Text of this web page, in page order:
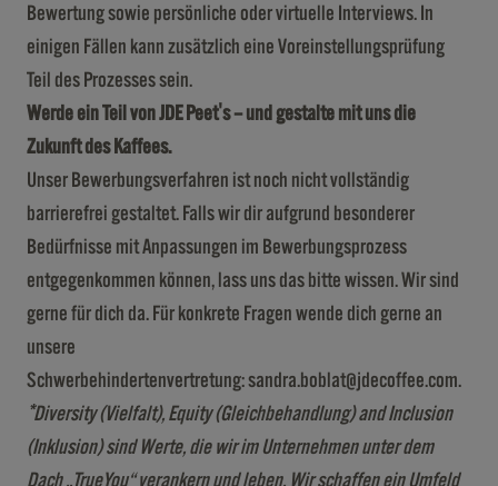
Bewertung sowie persönliche oder virtuelle Interviews. In
einigen Fällen kann zusätzlich eine Voreinstellungsprüfung
Teil des Prozesses sein.
Werde ein Teil von JDE Peet's – und gestalte mit uns die
Zukunft des Kaffees.
Unser Bewerbungsverfahren ist noch nicht vollständig
barrierefrei gestaltet. Falls wir dir aufgrund besonderer
Bedürfnisse mit Anpassungen im Bewerbungsprozess
entgegenkommen können, lass uns das bitte wissen. Wir sind
gerne für dich da. Für konkrete Fragen wende dich gerne an
unsere
Schwerbehindertenvertretung:sandra.boblat@jdecoffee.com.
*Diversity (Vielfalt), Equity (Gleichbehandlung) and Inclusion
(Inklusion) sind Werte, die wir im Unternehmen unter dem
Dach „TrueYou“ verankern und leben. Wir schaffen ein Umfeld